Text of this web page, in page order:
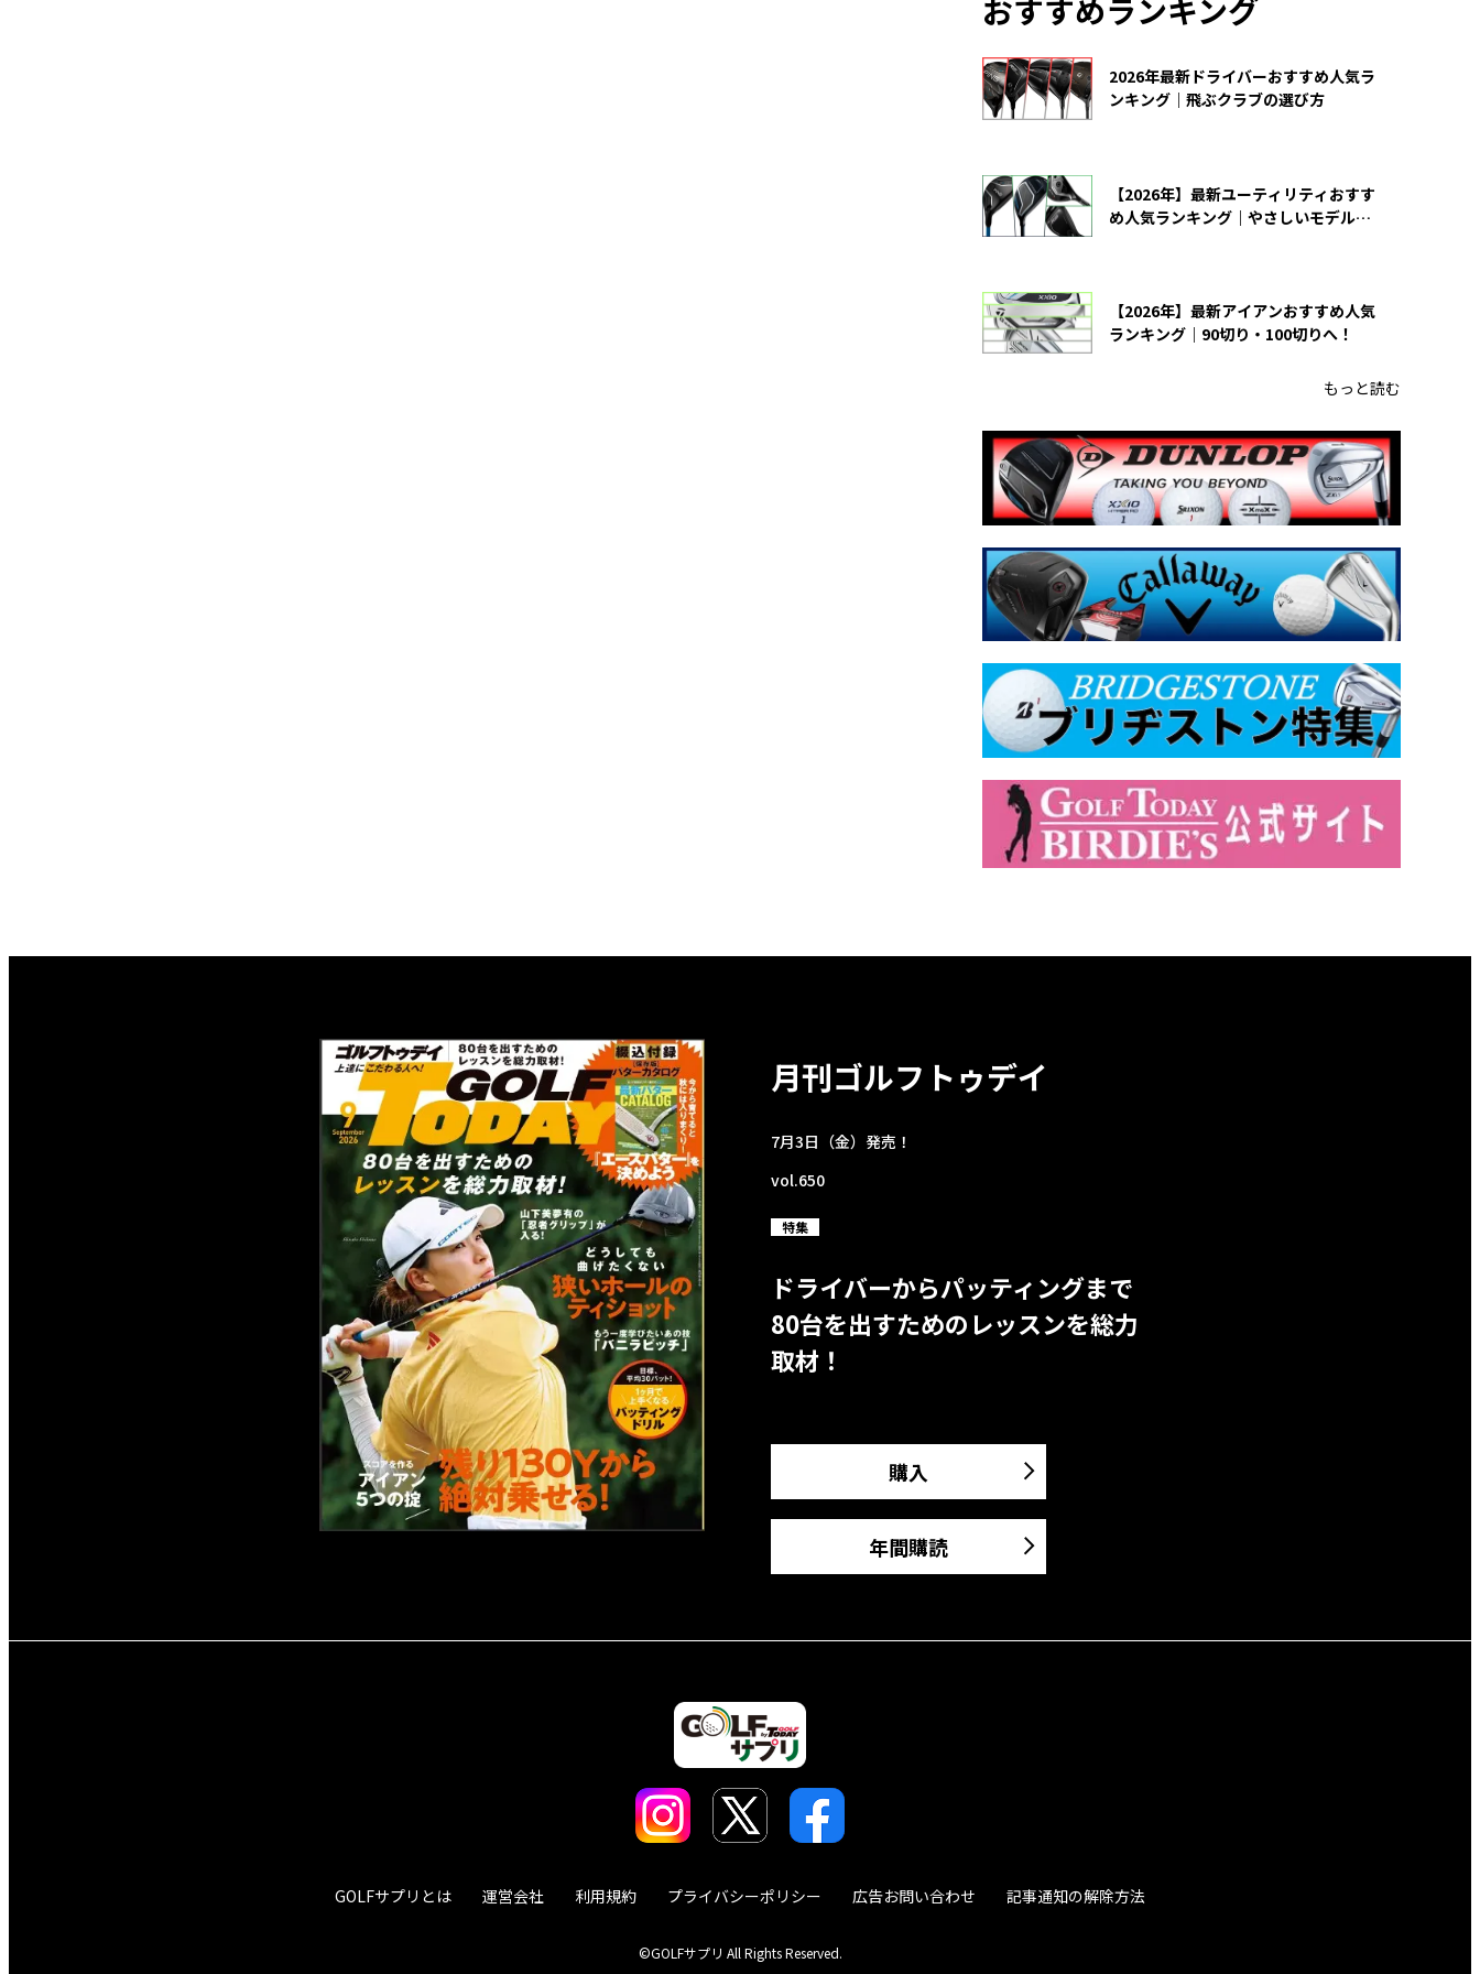
おすすめランキング
2026年最新ドライバーおすすめ人気ラ
ンキング｜飛ぶクラブの選び方
【2026年】最新ユーティリティおすす
め人気ランキング｜やさしいモデルの
【2026年】最新アイアンおすすめ人気
ランキング｜90切り・100切りへ！
もっと読む
月刊ゴルフトゥデイ
7月3日（金）発売！
vol.650
特集
ドライバーからパッティングまで
80台を出すためのレッスンを総力
取材！
購入
年間購読
GOLFサプリとは 運営会社 利用規約 プライバシーポリシー 広告お問い合わせ 記事通知の解除方法
©GOLFサプリ All Rights Reserved.